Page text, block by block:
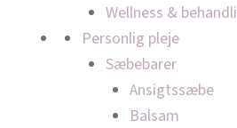
Wellness &
Personlig pleje
Sæbebarer
Ansigtssæbe
Balsam